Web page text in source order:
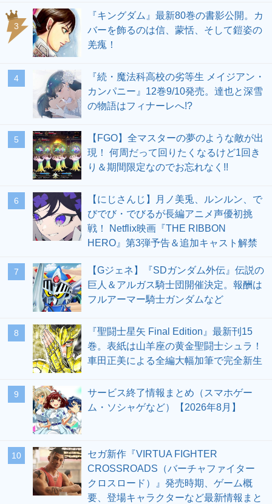
3
『キングダム』最新80巻の書影公開。カ
バーを飾るのは信、蒙恬、そして鎧姿の
羌瘣！
4
『続・魔法科高校の劣等生 メイジアン・
カンパニー』12巻9/10発売。達也と深雪
の物語はフィナーレへ!?
5
【FGO】全マスターの夢のような敵が出
現！ 何周だって回りたくなるけど1回き
り＆期間限定なのでお忘れなく!!
6
【にじさんじ】月ノ美兎、ルンルン、で
びでび・でびるが長編アニメ声優初挑
戦！ Netflix映画『THE RIBBON
HERO』第3弾予告＆追加キャスト解禁
7
【Gジェネ】『SDガンダム外伝』伝説の
巨人＆アルガス騎士団開催決定。報酬は
フルアーマー騎士ガンダムなど
8
『聖闘士星矢 Final Edition』最新刊15
巻。表紙は山羊座の黄金聖闘士シュラ！
車田正美による全編大幅加筆で完全新生
9
サービス終了情報まとめ（スマホゲー
ム・ソシャゲなど）【2026年8月】
10
セガ新作『VIRTUA FIGHTER
CROSSROADS（バーチャファイター
クロスロード）』発売時期、ゲーム概
要、登場キャラクターなど最新情報まと